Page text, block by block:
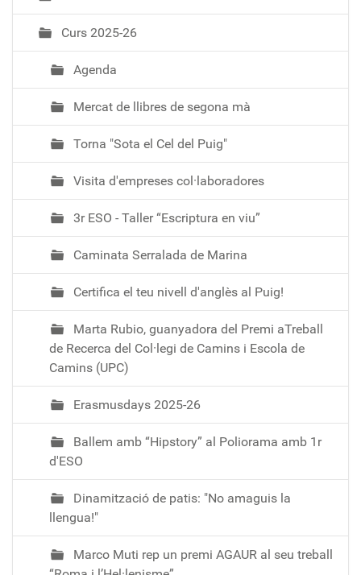
Curs 2025-26
Agenda
Mercat de llibres de segona mà
Torna "Sota el Cel del Puig"
Visita d'empreses col·laboradores
3r ESO - Taller “Escriptura en viu”
Caminata Serralada de Marina
Certifica el teu nivell d'anglès al Puig!
Marta Rubio, guanyadora del Premi aTreball
de Recerca del Col·legi de Camins i Escola de
Camins (UPC)
Erasmusdays 2025-26
Ballem amb “Hipstory” al Poliorama amb 1r
d'ESO
Dinamització de patis: "No amaguis la
llengua!"
Marco Muti rep un premi AGAUR al seu treball